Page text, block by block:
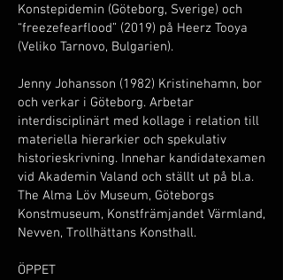
Konstepidemin (Göteborg, Sverige) och
“freezefearflood” (2019) på Heerz Tooya
(Veliko Tarnovo, Bulgarien).
Jenny Johansson (1982) Kristinehamn, bor
och verkar i Göteborg. Arbetar
interdisciplinärt med kollage i relation till
materiella hierarkier och spekulativ
historieskrivning. Innehar kandidatexamen
vid Akademin Valand och ställt ut på bl.a.
The Alma Löv Museum, Göteborgs
Konstmuseum, Konstfrämjandet Värmland,
Nevven, Trollhättans Konsthall.
ÖPPET